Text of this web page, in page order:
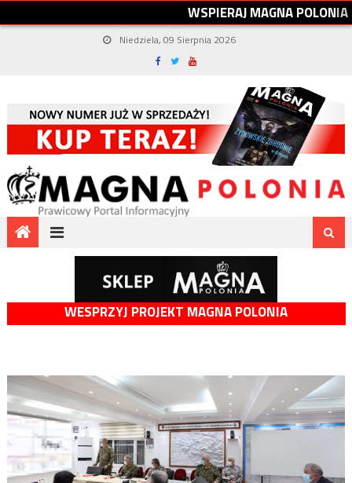
WSPIERAJMAGNAPOLONIA
Niedziela, 09 Sierpnia 2026
WESPRZYJ PROJEKT MAGNA POLONIA